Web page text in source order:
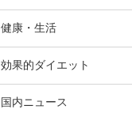
健康・生活
効果的ダイエット
国内ニュース